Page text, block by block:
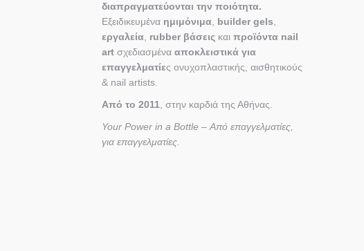
διαπραγματεύονται την ποιότητα.
Εξειδικευμένα ημιμόνιμα, builder gels,
εργαλεία, rubber βάσεις και προϊόντα nail
art σχεδιασμένα αποκλειστικά για
επαγγελματίες ονυχοπλαστικής, αισθητικούς
& nail artists.
Από το 2011, στην καρδιά της Αθήνας.
Your Power in a Bottle – Από επαγγελματίες,
για επαγγελματίες.